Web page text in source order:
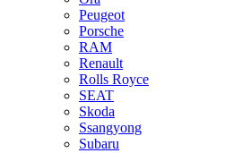
Peugeot
Porsche
RAM
Renault
Rolls Royce
SEAT
Skoda
Ssangyong
Subaru